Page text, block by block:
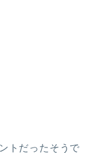
トだったそうで